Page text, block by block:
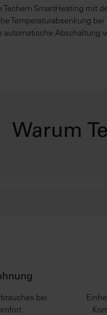
Techem SmartHeating mit
Temperaturabsenkung
automatische Abschaltung
Warum
bei